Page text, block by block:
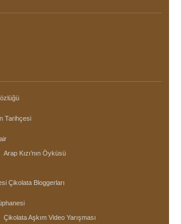
Tarihçesi
Arap Kızı’nın Öyküsü
Çikolata Bloggerları
Çikolata Aşkım Video Yarışması